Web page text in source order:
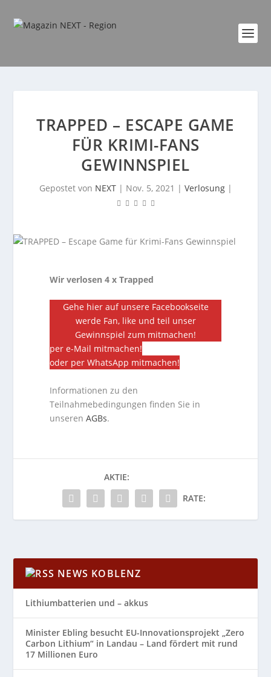
TRAPPED – ESCAPE GAME
FÜR KRIMI-FANS
GEWINNSPIEL
Gepostet von NEXT| Nov. 5, 2021 | Verlosung|
Wir verlosen 4 x Trapped
Gehe hier auf unsere Facebookseite
werde Fan, like und teil unser
Gewinnspiel zum mitmachen!
per e-Mail mitmachen!
oder per WhatsApp mitmachen!
Informationen zu den
Teilnahmebedingungen finden Sie in
unserenAGBs.
AKTIE:
RATE:
NEWS KOBLENZ
Lithiumbatterien und – akkus
Minister Ebling besucht EU-Innovationsprojekt „Zero
Carbon Lithium“ in Landau – Land fördert mit rund
17 Millionen Euro